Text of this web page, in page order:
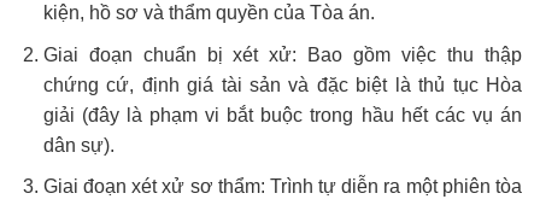
kiện, hồ sơ và thẩm quyền của Tòa án.
Giai đoạn chuẩn bị xét xử: Bao gồm việc thu thập
chứng cứ, định giá tài sản và đặc biệt là thủ tục Hòa
giải (đây là phạm vi bắt buộc trong hầu hết các vụ án
dân sự).
Giai đoạn xét xử sơ thẩm: Trình tự diễn ra một phiên tòa